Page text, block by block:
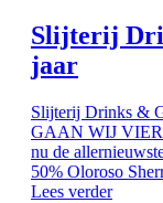
Slijterij
jaar
Slijterij Drinks &
GAAN WIJ
nu de
50% Oloroso
Lees verder